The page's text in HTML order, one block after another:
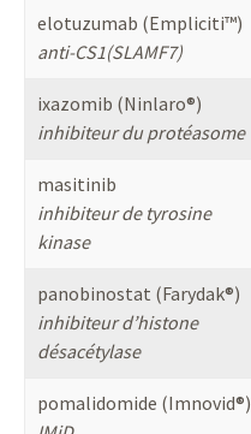
elotuzumab (Empliciti™)
anti-CS1(SLAMF7)
ixazomib (Ninlaro®)
inhibiteur du protéasome
masitinib
inhibiteur de tyrosine
kinase
panobinostat (Farydak®)
inhibiteur d’histone
désacétylase
pomalidomide (Imnovid®)